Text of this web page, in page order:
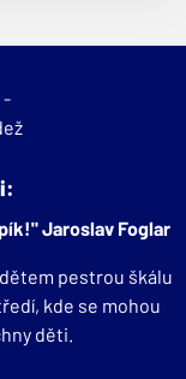
Jaroslav Foglar
pestrou škálu
kde se mohou
děti.